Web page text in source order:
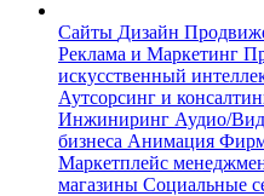
Сайты Дизайн
Реклама и Маркетинг
искусственный
Аутсорсинг и
Инжиниринг Аудио/
бизнеса Анимация
Маркетплейс
магазины Социальные